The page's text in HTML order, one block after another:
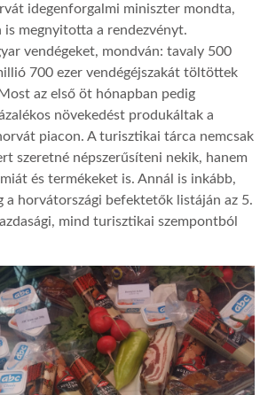
idegenforgalmi miniszter mondta,
megnyitotta a rendezvényt.
vendégeket, mondván: tavaly 500
700 ezer vendégéjszakát töltöttek
az első öt hónapban pedig
növekedést produkáltak a
piacon. A turisztikai tárca nemcsak
szeretné népszerűsíteni nekik, hanem
és termékeket is. Annál is inkább,
a horvátországi befektetők listáján az 5.
mind turisztikai szempontból